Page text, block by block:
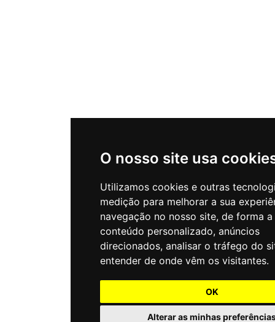
O nosso site usa
Utilizamos cookies e outras
medição para melhorar a sua
navegação no nosso site, de forma
conteúdo personalizado, anúncios
direcionados, analisar o tráfego do
entender de onde vêm os visitantes.
OK
Alterar as minhas